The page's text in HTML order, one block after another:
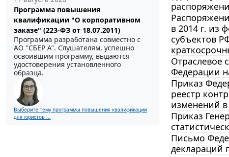
Программа повышения
квалификации "О корпоративном
заказе" (223-ФЗ от 18.07.2011)
Программа разработана совместно с
АО ''СБЕР А". Слушателям, успешно
освоившим программу, выдаются
удостоверения установленного
образца.
Выберите тему программы повышения квалификации
для юристов ...
в 2014 г. из
субъектов
Отраслевое
Федерации
Приказ
реестр
изменений в
Приказ
Письмо
деклараций